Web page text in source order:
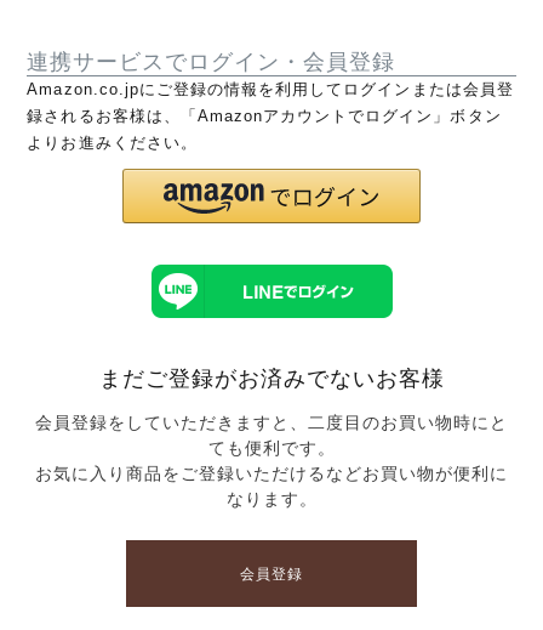
連携サービスでログイン・会員登録
Amazon.co.jpにご登録の情報を利用してログインまたは会員登
録されるお客様は、「Amazonアカウントでログイン」ボタン
よりお進みください。
まだご登録がお済みでないお客様
会員登録をしていただきますと、二度目のお買い物時にと
ても便利です。
お気に入り商品をご登録いただけるなどお買い物が便利に
なります。
会員登録